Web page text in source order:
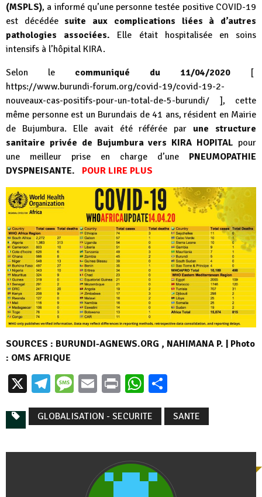
(MSPLS), a informé qu’une personne testée positive COVID-19
est décédée suite aux complications liées à d’autres
pathologies associées. Elle était hospitalisée en soins
intensifs à l’hôpital KIRA.
Selon le communiqué du 11/04/2020 [
https://www.burundi-forum.org/covid-19/covid-19-2-
nouveaux-cas-positifs-pour-un-total-de-5-burundi/ ], cette
même personne est un Burundais de 41 ans, résident en Mairie
de Bujumbura. Elle avait été référée parune structure
sanitaire privée de Bujumbura vers KIRA HOPITAL pour
une meilleur prise en charge d’une PNEUMOPATHIE
DYSPNEISANTE. POUR LIRE PLUS
SOURCES : BURUNDI-AGNEWS.ORG , NAHIMANA P. | Photo
: OMS AFRIQUE
X Telegram
Message
EmailPrintWhatsApp
GLOBALISATION - SECURITE SANTE